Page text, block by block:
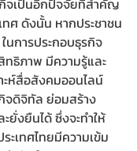
จเป็นอีกปัจจัยที่สำคัญ
ทศ ดังนั้น หากประชาชน
นการประกอบธุรกิจ
ทธิภาพ มีความรู้และ
ะห์สื่อสังคมออนไลน์
จดิจิทัล ย่อมสร้าง
ยั่งยืนได้ ซึ่งจะทำให้
ะเทศไทยมีความเข้ม